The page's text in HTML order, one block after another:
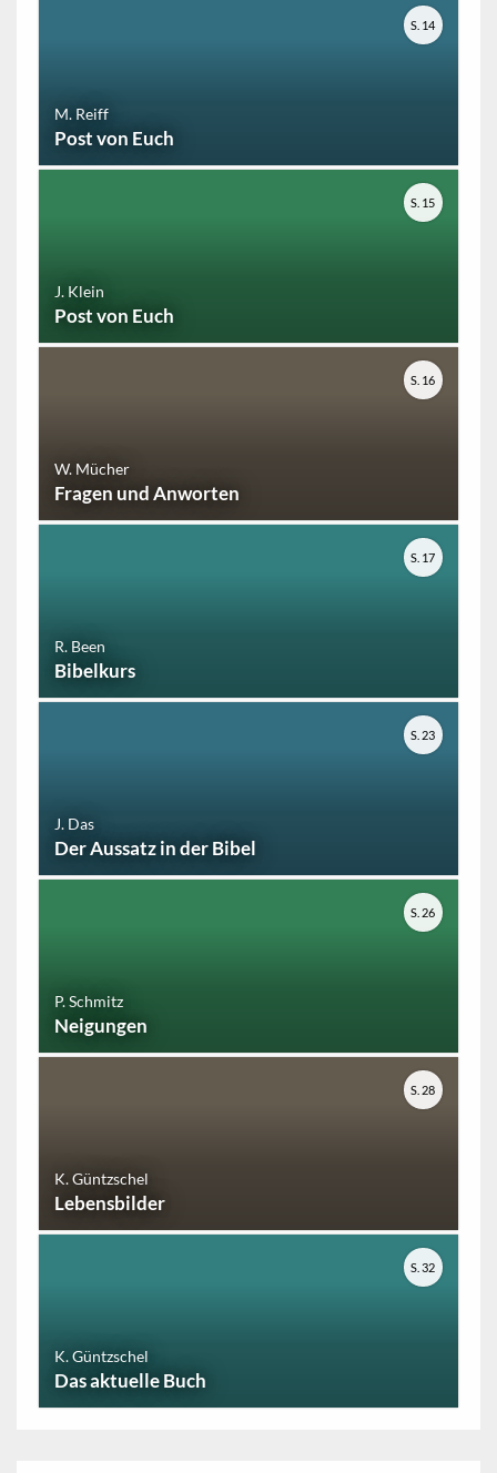
M. Reiff
Post von Euch
S. 14
J. Klein
Post von Euch
S. 15
W. Mücher
Fragen und Anworten
S. 16
R. Been
Bibelkurs
S. 17
J. Das
Der Aussatz in der Bibel
S. 23
P. Schmitz
Neigungen
S. 26
K. Güntzschel
Lebensbilder
S. 28
K. Güntzschel
Das aktuelle Buch
S. 32